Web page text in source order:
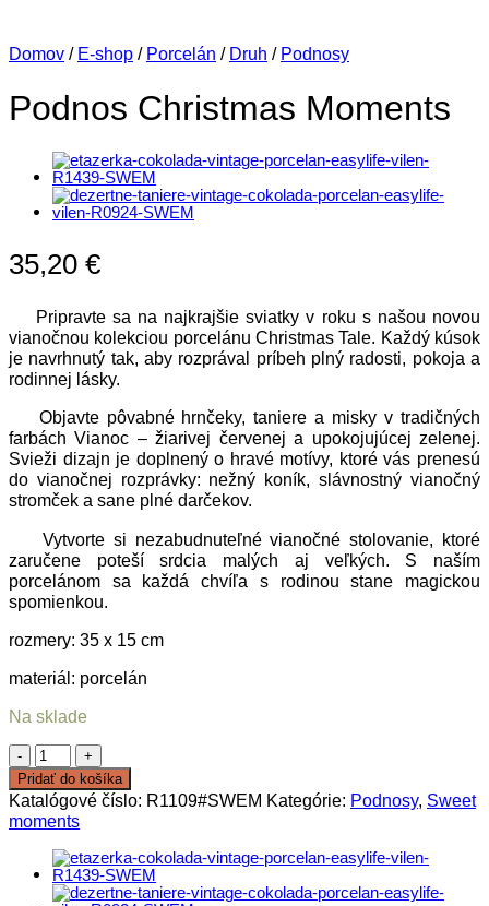
Domov / E-shop / Porcelán / Druh / Podnosy
Podnos Christmas Moments
35,20 €
Pripravte sa na najkrajšie sviatky v roku s našou novou
vianočnou kolekciou porcelánu Christmas Tale. Každý kúsok
je navrhnutý tak, aby rozprával príbeh plný radosti, pokoja a
rodinnej lásky.
Objavte pôvabné hrnčeky, taniere a misky v tradičných
farbách Vianoc – žiarivej červenej a upokojujúcej zelenej.
Svieži dizajn je doplnený o hravé motívy, ktoré vás prenesú
do vianočnej rozprávky: nežný koník, slávnostný vianočný
stromček a sane plné darčekov.
Vytvorte si nezabudnuteľné vianočné stolovanie, ktoré
zaručene poteší srdcia malých aj veľkých. S naším
porcelánom sa každá chvíľa s rodinou stane magickou
spomienkou.
rozmery: 35 x 15 cm
materiál: porcelán
Na sklade
množstvo
Podnos
Christmas
Moments
Pridať do košíka
Katalógové číslo: R1109#SWEM Kategórie: Podnosy, Sweet
moments